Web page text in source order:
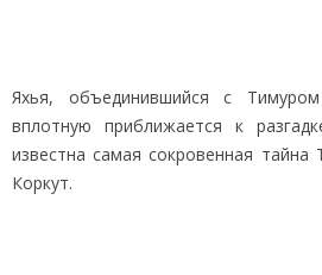
Яхья, объединившийся с
вплотную приближается к
известна самая сокровенная тайна
Коркут.